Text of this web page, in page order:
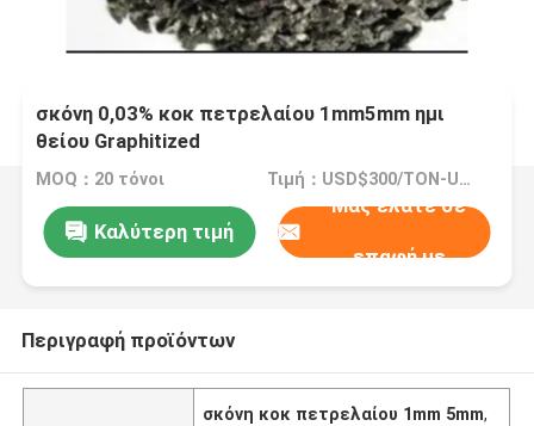
σκόνη 0,03% κοκ πετρελαίου 1mm5mm ημι
θείου Graphitized
MOQ：20 τόνοι Τιμή：USD$300/TON-USD$3000/TON
Καλύτερη τιμή
Μας ελάτε σε
επαφή με
Περιγραφή προϊόντων
σκόνη κοκ πετρελαίου 1mm 5mm,